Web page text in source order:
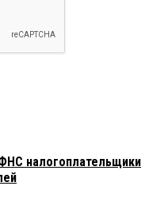
налогоплательщики